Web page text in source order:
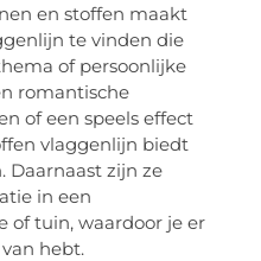
en stoffen maakt
te vinden die
of persoonlijke
romantische
of een speels effect
vlaggenlijn biedt
Daarnaast zijn ze
in een
of tuin, waardoor je er
hebt.